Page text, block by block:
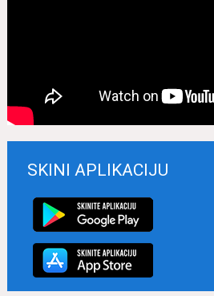
SKINI APLIKACIJU